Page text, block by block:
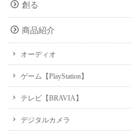
創る
商品紹介
オーディオ
ゲーム【PlayStation】
テレビ【BRAVIA】
デジタルカメラ